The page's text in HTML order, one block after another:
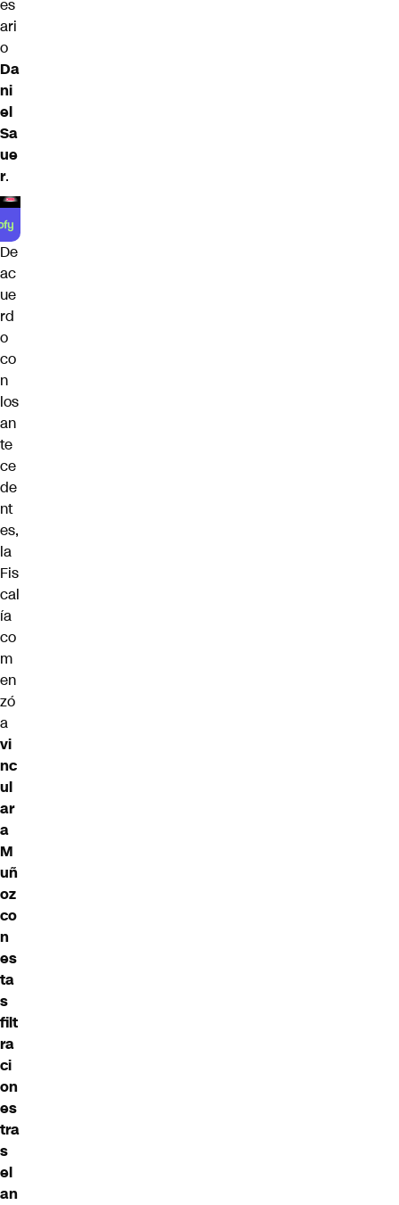
es
ari
o
Da
ni
el
Sa
ue
r.
De
ac
ue
rd
o
co
n
los
an
te
ce
de
nt
es,
la
Fis
cal
ía
co
m
en
zó
a
vi
nc
ul
ar
a
M
uñ
oz
co
n
es
ta
s
filt
ra
ci
on
es
tra
s
el
an